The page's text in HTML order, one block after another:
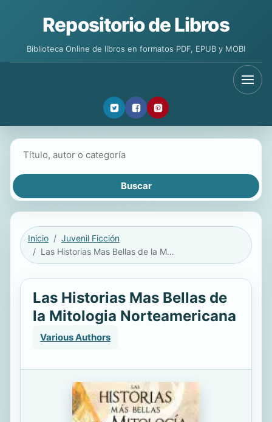
Repositorio de Libros
Biblioteca Online de libros en formatos PDF, EPUB y MOBI
Inicio
Juvenil Ficción
Las Historias Mas Bellas de la Mitologia Norteamericana
Las Historias Mas Bellas de
la Mitologia Norteamericana
Various Authors